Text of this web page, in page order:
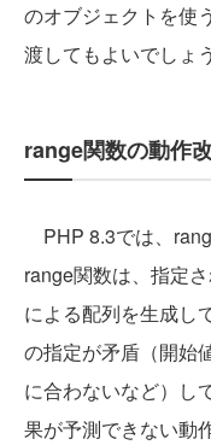
のオブジェクトを使
渡してもよいでしょう
range関数の動作
PHP 8.3では、
range関数は、指定
による配列を生成し
の指定が矛盾（開始
に合わないなど）し
果が予測できない動